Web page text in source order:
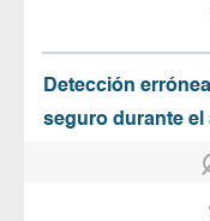
Detección
seguro durante el